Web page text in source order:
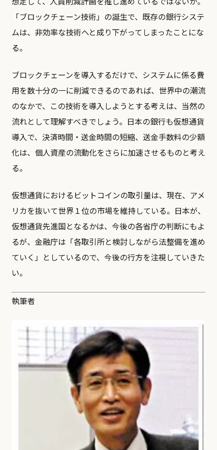
「ブロックチェーン技術」の誕生で、既存の銀行システ
ムは、非効率な技術へと成り下がってしまったことにな
る。
ブロックチェーンを導入するだけで、システムに係る費
用を数十分の一に削減できるのであれば、世界中の潮流
のなかで、この技術を導入しようとする考えは、当然の
流れとして理解すべきでしょう。日本の銀行も仮想通貨
導入で、決済時間・送金時間の短縮、送金手数料の少額
化は、個人資産の流動化をさらに加速させるものと考え
る。
仮想通貨におけるビットコインの取引量は、現在、アメ
リカを抜いて世界１位の市場を維持している。日本が、
仮想通貨先進国となるかは、今後の各省庁の判断にもよ
るが、金融庁は「各取引所と検討しながら法整備を進め
ていく」としているので、今後の行方を注視していきた
い。
執筆者